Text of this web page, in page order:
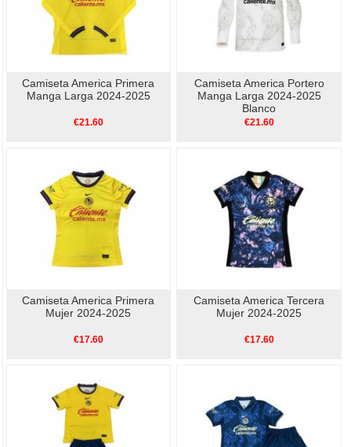
Camiseta America Primera
Manga Larga 2024-2025
€21.60
Camiseta America Portero
Manga Larga 2024-2025
Blanco
€21.60
Camiseta America Primera
Mujer 2024-2025
€17.60
Camiseta America Tercera
Mujer 2024-2025
€17.60